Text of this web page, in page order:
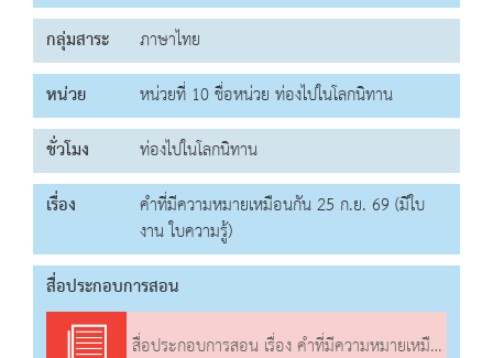
กลุ่มสาระ
ภาษาไทย
หน่วย
หน่วยที่ 10 ชื่อหน่วย ท่องไปในโลกนิทาน
ชั่วโมง
ท่องไปในโลกนิทาน
เรื่อง
คำที่มีความหมายเหมือนกัน 25 ก.ย. 69 (มีใบ
งาน ใบความรู้)
สื่อประกอบการสอน
สื่อประกอบการสอน เรื่อง คำที่มีความหมายเหมือนกัน